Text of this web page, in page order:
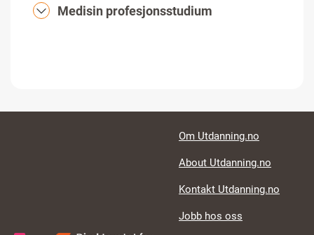
Medisin profesjonsstudium
Footer links
Om Utdanning.no
About Utdanning.no
Kontakt Utdanning.no
Jobb hos oss